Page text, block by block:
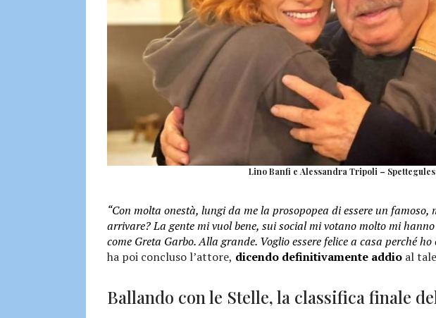
Lino Banfi e Alessandra Tripoli –
“Con molta onestà, lungi da me la prosopopea di essere un
arrivare? La gente mi vuol bene, sui social mi votano molto mi
come Greta Garbo. Alla grande. Voglio essere felice a casa perché
ha poi concluso l’attore, dicendo definitivamente addio al
Ballando con le Stelle, la classifica finale